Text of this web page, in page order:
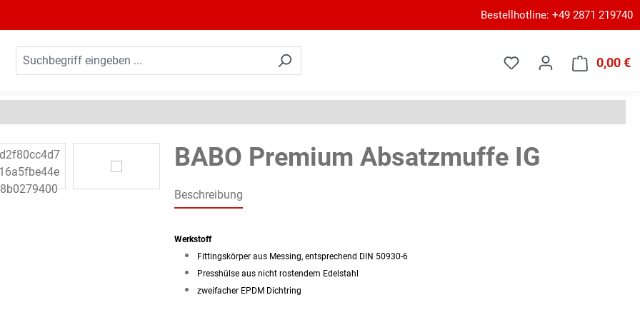
Bestellhotline: +49 2871 219740
0,00 €
BABO Premium Absatzmuffe IG
Beschreibung
Werkstoff
Fittingskörper aus Messing, entsprechend DIN 50930-6
Presshülse aus nicht rostendem Edelstahl
zweifacher EPDM Dichtring